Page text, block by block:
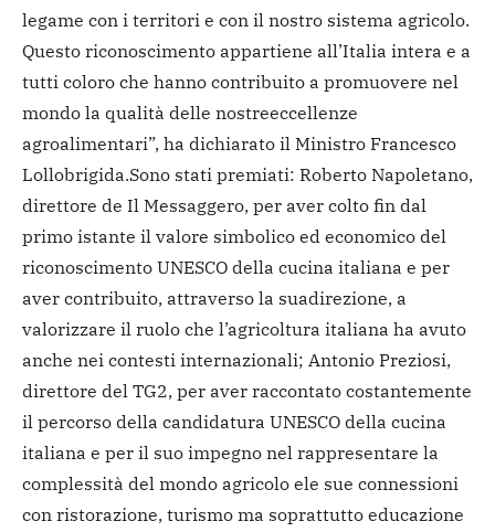
legame con i territori e con il nostro sistema agricolo.
Questo riconoscimento appartiene all’Italia intera e a
tutti coloro che hanno contribuito a promuovere nel
mondo la qualità delle nostreeccellenze
agroalimentari”, ha dichiarato il Ministro Francesco
Lollobrigida.Sono stati premiati: Roberto Napoletano,
direttore de Il Messaggero, per aver colto fin dal
primo istante il valore simbolico ed economico del
riconoscimento UNESCO della cucina italiana e per
aver contribuito, attraverso la suadirezione, a
valorizzare il ruolo che l’agricoltura italiana ha avuto
anche nei contesti internazionali; Antonio Preziosi,
direttore del TG2, per aver raccontato costantemente
il percorso della candidatura UNESCO della cucina
italiana e per il suo impegno nel rappresentare la
complessità del mondo agricolo ele sue connessioni
con ristorazione, turismo ma soprattutto educazione